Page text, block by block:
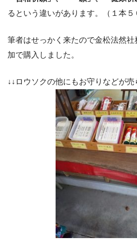
るという違いがあります。（１本５
筆者はせっかく来たので金松法然
加で購入しました。
↓↓ロウソクの他にもお守りなどが売